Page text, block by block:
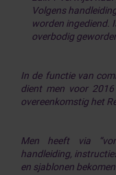
Volgens
worden ingediend.
overbodig
In de functie van
dient men voor
overeenkomstig het
Men heeft via
handleiding,
en sjablonen bekomen.